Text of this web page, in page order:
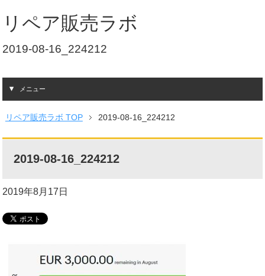
リペア販売ラボ
2019-08-16_224212
メニュー
リペア販売ラボ TOP 2019-08-16_224212
2019-08-16_224212
2019年8月17日